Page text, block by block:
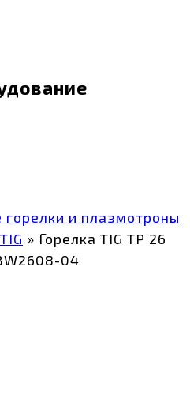
горелки и плазмотроны
» Горелка TIG TP 26
04